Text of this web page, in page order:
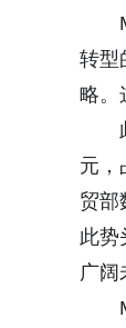
转型
略。
元，
贸部
此势
广阔